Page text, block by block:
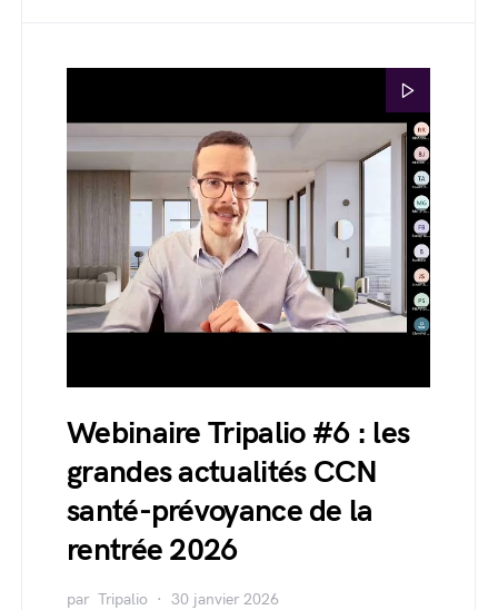
Webinaire Tripalio #6 : les
grandes actualités CCN
santé-prévoyance de la
rentrée 2026
par Tripalio 30 janvier 2026